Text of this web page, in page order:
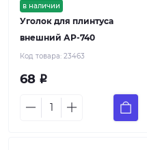
в наличии
Уголок для плинтуса
внешний АР-740
Код товара: 23463
68 Р